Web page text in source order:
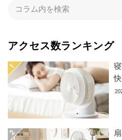
ン
アクセス数ランキング